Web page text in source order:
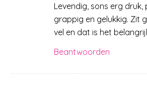
Levendig, sons erg druk,
grappig en gelukkig. Zit
vel en dat is het
Beantwoorden